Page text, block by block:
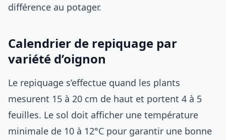
différence au potager.
Calendrier de repiquage par
variété d’oignon
Le repiquage s’effectue quand les plants
mesurent 15 à 20 cm de haut et portent 4 à 5
feuilles. Le sol doit afficher une température
minimale de 10 à 12°C pour garantir une bonne